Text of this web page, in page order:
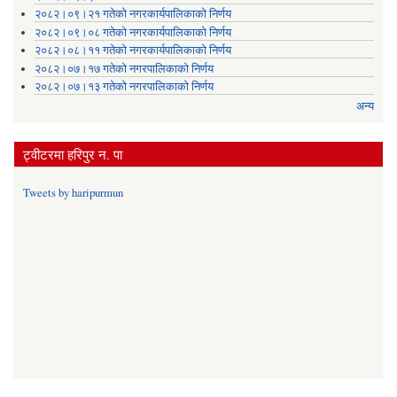
२०८२।०९।२१ गतेको नगरकार्यपालिकाको निर्णय
२०८२।०९।०८ गतेको नगरकार्यपालिकाको निर्णय
२०८२।०८।११ गतेको नगरकार्यपालिकाको निर्णय
२०८२।०७।१७ गतेको नगरपालिकाको निर्णय
२०८२।०७।१३ गतेको नगरपालिकाको निर्णय
अन्य
ट्वीटरमा हरिपुर न. पा
Tweets by haripurmun